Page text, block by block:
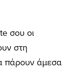
σου οι
στη
πάρουν άμεσα